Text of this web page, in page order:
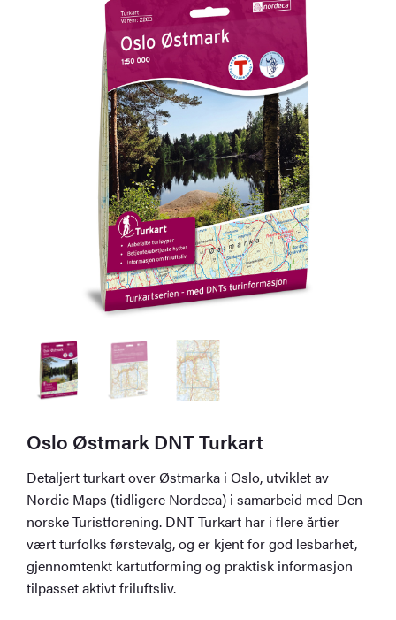
Oslo Østmark DNT Turkart
Detaljert turkart over Østmarka i Oslo, utviklet av
Nordic Maps (tidligere Nordeca) i samarbeid med Den
norske Turistforening. DNT Turkart har i flere årtier
vært turfolks førstevalg, og er kjent for god lesbarhet,
gjennomtenkt kartutforming og praktisk informasjon
tilpasset aktivt friluftsliv.